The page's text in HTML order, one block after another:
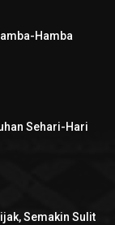
Hamba
Sehari-Hari
Semakin Sulit